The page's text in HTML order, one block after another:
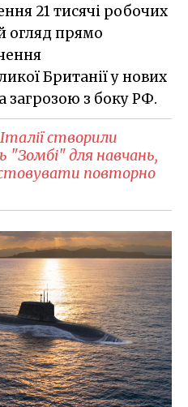
21 тисячі робочих
огляд прямо
Британії у нових
загрозою з боку РФ.
створили
"Зомбі" для навчань,
повторно